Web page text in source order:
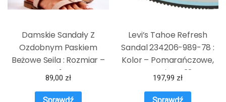
Damskie Sandały Z
Ozdobnym Paskiem
Beżowe Seila : Rozmiar –
41
89,00 zł
Levi’s Tahoe Refresh
Sandal 234206-989-78 :
Kolor – Pomarańczowe,
Rozmiar – 38
197,99 zł